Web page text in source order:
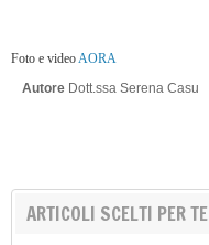
Foto e videoAORA
Autore Dott.ssa Serena Casu
ARTICOLI SCELTI PER TE